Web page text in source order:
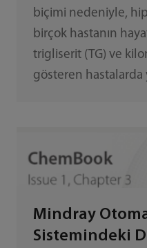
biçimi nedeniyle,
birçok hastanın
trigliserit (TG) ve
gösteren hastalarda
indeksi ve TG
Mindray
Sistemindeki